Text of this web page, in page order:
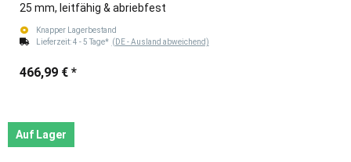
25 mm, leitfähig & abriebfest
Knapper Lagerbestand
Lieferzeit:4 - 5 Tage* (DE - Ausland abweichend)
466,99 € *
Auf Lager